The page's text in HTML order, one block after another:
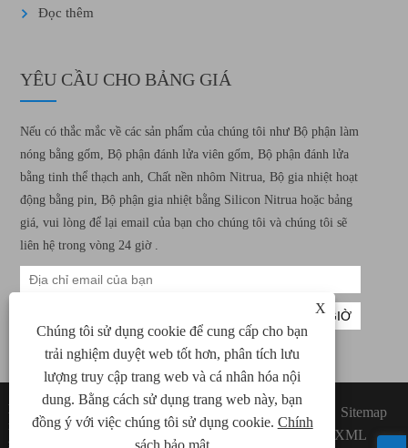
X
Chúng tôi sử dụng cookie để cung cấp cho bạn
trải nghiệm duyệt web tốt hơn, phân tích lưu
lượng truy cập trang web và cá nhân hóa nội
dung. Bằng cách sử dụng trang web này, bạn
đồng ý với việc chúng tôi sử dụng cookie. Chính
sách bảo mật
Đọc thêm
YÊU CẦU CHO BẢNG GIÁ
Nếu có thắc mắc về các sản phẩm của chúng tôi như Bộ phận làm
nóng bằng gốm, Bộ phận đánh lửa viên gốm, Bộ phận đánh lửa
bằng tinh thể thạch anh, Chất nền nhôm Nitrua, Bộ gia nhiệt hoạt
động bằng pin, Bộ phận gia nhiệt bằng Silicon Nitrua hoặc bảng
giá, vui lòng để lại email của bạn cho chúng tôi và chúng tôi sẽ
liên hệ trong vòng 24 giờ .
Bản quyền © 2022 Xiamen Green Way Công
nghệ Điện tử, Ltd. Tất cả các yếu tố sưởi ấm
gốm, quyền đánh lửa viên gốm được bảo lưu.
Sitemap
XML